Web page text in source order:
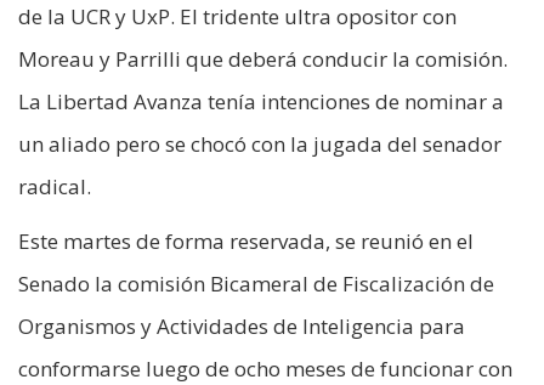
de la UCR y UxP. El tridente ultra opositor con
Moreau y Parrilli que deberá conducir la comisión.
La Libertad Avanza tenía intenciones de nominar a
un aliado pero se chocó con la jugada del senador
radical.
Este martes de forma reservada, se reunió en el
Senado la comisión Bicameral de Fiscalización de
Organismos y Actividades de Inteligencia para
conformarse luego de ocho meses de funcionar con